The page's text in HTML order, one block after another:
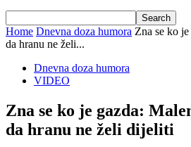
Home Dnevna doza humora Zna se ko
da hranu ne želi...
Dnevna doza humora
VIDEO
Zna se ko je gazda:
da hranu ne želi dijeliti